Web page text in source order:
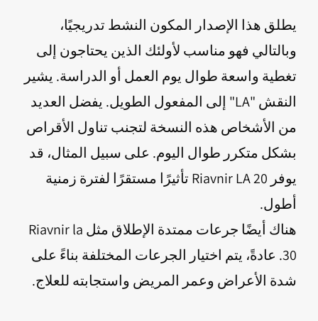
يطلق هذا الإصدار المكون النشط تدريجيًا،
وبالتالي فهو مناسب لأولئك الذين يحتاجون إلى
تغطية واسعة طوال يوم العمل أو الدراسة. يشير
النقش "LA" إلى المفعول الطويل. يفضل العديد
من الأشخاص هذه النسخة لتجنب تناول الأقراص
بشكل متكرر طوال اليوم. على سبيل المثال، قد
يوفر Riavnir LA 20 تأثيرًا مستقرًا لفترة زمنية
أطول.
هناك أيضًا جرعات ممتدة الإطلاق مثل Riavnir la
30. عادةً، يتم اختيار الجرعات المختلفة بناءً على
شدة الأعراض وعمر المريض واستجابته للعلاج.